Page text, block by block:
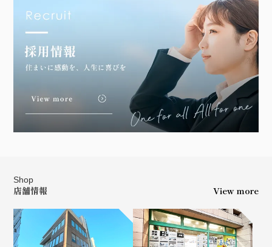
Shop
店舗情報 View more